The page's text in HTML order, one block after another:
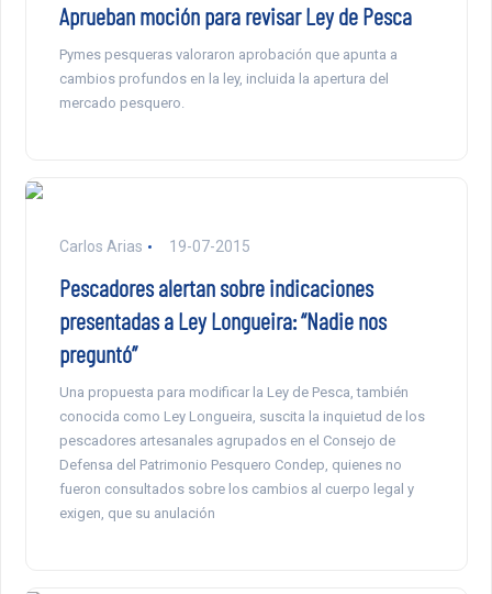
Aprueban moción para revisar Ley de Pesca
Pymes pesqueras valoraron aprobación que apunta a
cambios profundos en la ley, incluida la apertura del
mercado pesquero.
Carlos Arias 19-07-2015
Pescadores alertan sobre indicaciones
presentadas a Ley Longueira: “Nadie nos
preguntó”
Una propuesta para modificar la Ley de Pesca, también
conocida como Ley Longueira, suscita la inquietud de los
pescadores artesanales agrupados en el Consejo de
Defensa del Patrimonio Pesquero Condep, quienes no
fueron consultados sobre los cambios al cuerpo legal y
exigen, que su anulación